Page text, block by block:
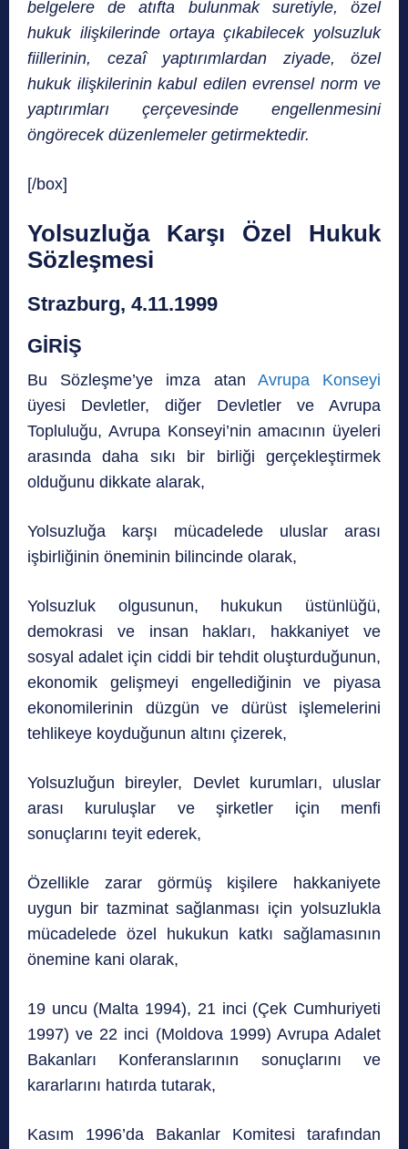
belgelere de atıfta bulunmak suretiyle, özel
hukuk ilişkilerinde ortaya çıkabilecek yolsuzluk
fiillerinin, cezaî yaptırımlardan ziyade, özel
hukuk ilişkilerinin kabul edilen evrensel norm ve
yaptırımları çerçevesinde engellenmesini
öngörecek düzenlemeler getirmektedir.
[/box]
Yolsuzluğa Karşı Özel Hukuk
Sözleşmesi
Strazburg, 4.11.1999
GİRİŞ
Bu Sözleşme’ye imza atan Avrupa Konseyi
üyesi Devletler, diğer Devletler ve Avrupa
Topluluğu, Avrupa Konseyi’nin amacının üyeleri
arasında daha sıkı bir birliği gerçekleştirmek
olduğunu dikkate alarak,
Yolsuzluğa karşı mücadelede uluslar arası
işbirliğinin öneminin bilincinde olarak,
Yolsuzluk olgusunun, hukukun üstünlüğü,
demokrasi ve insan hakları, hakkaniyet ve
sosyal adalet için ciddi bir tehdit oluşturduğunun,
ekonomik gelişmeyi engellediğinin ve piyasa
ekonomilerinin düzgün ve dürüst işlemelerini
tehlikeye koyduğunun altını çizerek,
Yolsuzluğun bireyler, Devlet kurumları, uluslar
arası kuruluşlar ve şirketler için menfi
sonuçlarını teyit ederek,
Özellikle zarar görmüş kişilere hakkaniyete
uygun bir tazminat sağlanması için yolsuzlukla
mücadelede özel hukukun katkı sağlamasının
önemine kani olarak,
19 uncu (Malta 1994), 21 inci (Çek Cumhuriyeti
1997) ve 22 inci (Moldova 1999) Avrupa Adalet
Bakanları Konferanslarının sonuçlarını ve
kararlarını hatırda tutarak,
Kasım 1996’da Bakanlar Komitesi tarafından